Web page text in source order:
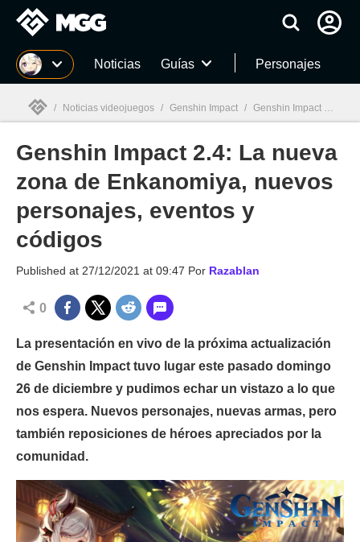
MGG Noticias Guías Personajes
MGG
/ Noticias videojuegos / Genshin Impact / Genshin Impact 2.4: La nueva zona de Enkanomiya, nuevos personajes, eventos y códigos
Genshin Impact 2.4: La nueva
zona de Enkanomiya, nuevos
personajes, eventos y
códigos
Published at 27/12/2021 at 09:47 Por Razablan
0
La presentación en vivo de la próxima actualización
de Genshin Impact tuvo lugar este pasado domingo
26 de diciembre y pudimos echar un vistazo a lo que
nos espera. Nuevos personajes, nuevas armas, pero
también reposiciones de héroes apreciados por la
comunidad.